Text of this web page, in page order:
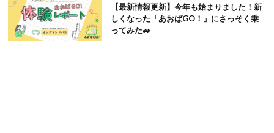
【最新情報更新】今年も始まりました！新
しくなった「あおばGO！」にさっそく乗
ってみた🚙